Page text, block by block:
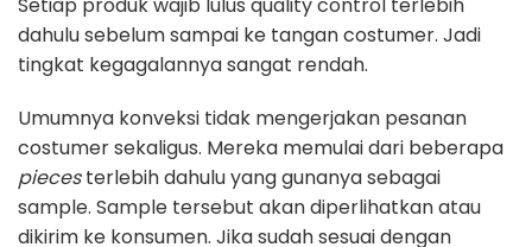
dahulu sebelum sampai ke tangan costumer. Jadi
tingkat kegagalannya sangat rendah.
Umumnya konveksi tidak mengerjakan pesanan
costumer sekaligus. Mereka memulai dari beberapa
piecesterlebih dahulu yang gunanya sebagai
sample. Sample tersebut akan diperlihatkan atau
dikirim ke konsumen. Jika sudah sesuai dengan